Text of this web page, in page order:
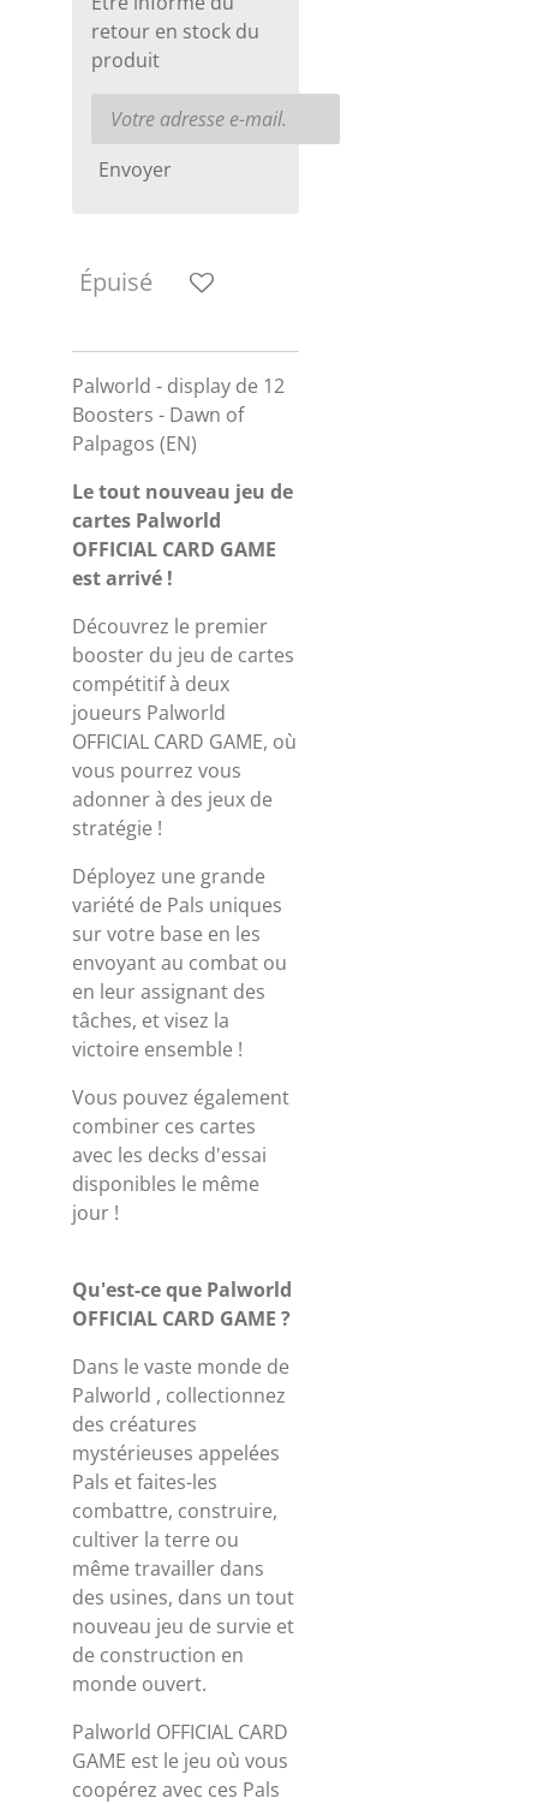
retour en stock du
produit
Envoyer
Épuisé
Palworld - display de 12
Boosters - Dawn of
Palpagos (EN)
Le tout nouveau jeu de
cartes Palworld
OFFICIAL CARD GAME
est arrivé !
Découvrez le premier
booster du jeu de cartes
compétitif à deux
joueurs Palworld
OFFICIAL CARD GAME, où
vous pourrez vous
adonner à des jeux de
stratégie !
Déployez une grande
variété de Pals uniques
sur votre base en les
envoyant au combat ou
en leur assignant des
tâches, et visez la
victoire ensemble !
Vous pouvez également
combiner ces cartes
avec les decks d'essai
disponibles le même
jour !
Qu'est-ce que Palworld
OFFICIAL CARD GAME ?
Dans le vaste monde de
Palworld , collectionnez
des créatures
mystérieuses appelées
Pals et faites-les
combattre, construire,
cultiver la terre ou
même travailler dans
des usines, dans un tout
nouveau jeu de survie et
de construction en
monde ouvert.
Palworld OFFICIAL CARD
GAME est le jeu où vous
coopérez avec ces Pals